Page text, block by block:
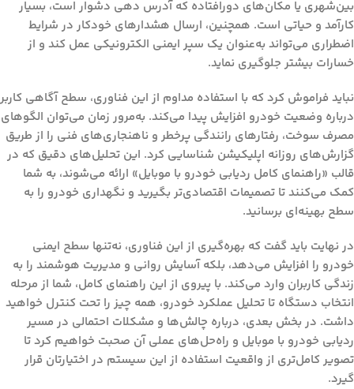
بین‌شهری یا مکان‌های دورافتاده که آدرس‌ دهی دشوار است، بسیار
کارآمد و حیاتی است. همچنین، ارسال هشدارهای خودکار در شرایط
اضطراری می‌تواند به‌عنوان یک سپر ایمنی الکترونیکی عمل کند و از
خسارات بیشتر جلوگیری نماید.
نباید فراموش کرد که با استفاده مداوم از این فناوری، سطح آگاهی کاربر
درباره وضعیت خودرو افزایش پیدا می‌کند. به‌مرور زمان می‌توان الگوهای
مصرف سوخت، رفتارهای رانندگی پرخطر و ناهنجاری‌های فنی را از طریق
گزارش‌های روزانه اپلیکیشن شناسایی کرد. این تحلیل‌های دقیق که در
قالب «راهنمای کامل ردیابی خودرو با موبایل» ارائه می‌شوند، به شما
کمک می‌کنند تا تصمیمات اقتصادی‌تر بگیرید و نگهداری خودرو را به
سطح بهینه‌ای برسانید.
در نهایت باید گفت که بهره‌گیری از این فناوری، نه‌تنها سطح ایمنی
خودرو را افزایش می‌دهد، بلکه آسایش روانی و مدیریت هوشمند را به
زندگی کاربران وارد می‌کند. با پیروی از این راهنمای کامل، شما از مرحله
انتخاب دستگاه تا تحلیل عملکرد خودرو، همه چیز را تحت کنترل خواهید
داشت. در بخش بعدی، درباره چالش‌ها و مشکلات احتمالی در مسیر
ردیابی خودرو با موبایل و راه‌حل‌های عملی آن صحبت خواهیم کرد تا
تصویر کامل‌تری از واقعیت استفاده از این سیستم در اختیارتان قرار
گیرد.